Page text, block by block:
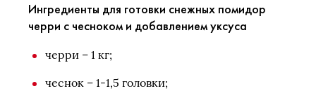
Ингредиенты для готовки снежных помидор
черри с чесноком и добавлением уксуса
черри – 1 кг;
чеснок – 1-1,5 головки;